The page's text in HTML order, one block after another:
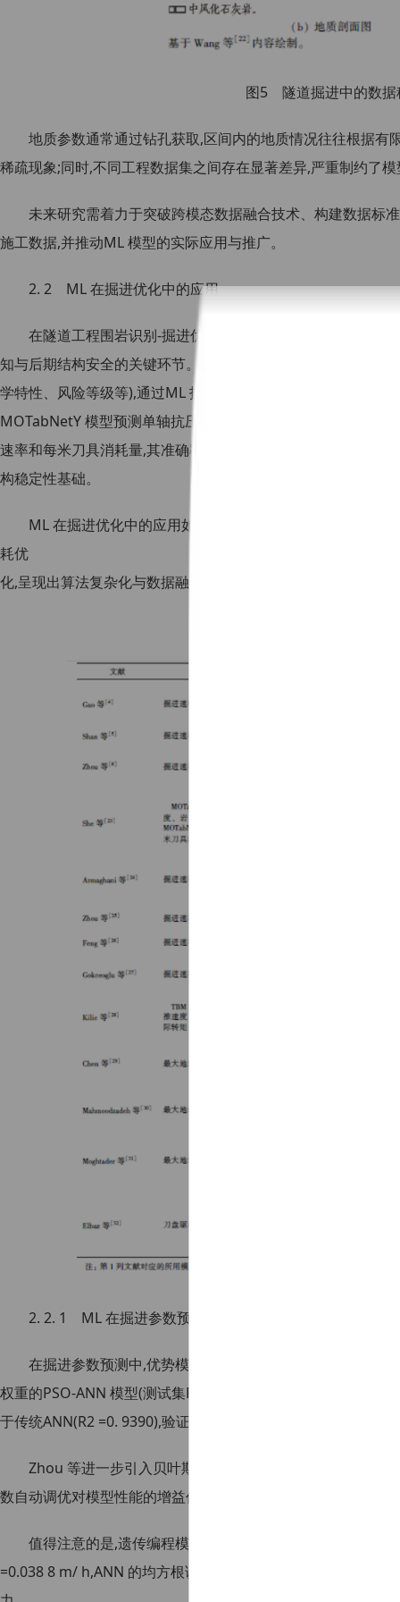
图5 隧道掘进中的数据
地质参数通常通过钻孔获取,区间内的地质情况往往根据有
稀疏现象;同时,不同工程数据集之间存在显著差异,严重制约了
未来研究需着力于突破跨模态数据融合技术、构建数据标
施工数据,并推动ML 模型的实际应用与推广。
2. 2 ML 在掘进优化中的应用
在隧道工程围岩识别-掘进优化-健康监测的全生命周期核
知与后期结构安全的关键环节。其核心目标是基于围岩识别环
学特性、风险等级等),通过ML 技术实现掘进过程的动态调控与
MOTabNetY 模型预测单轴抗压强度和岩石质量指标,将预测结
速率和每米刀具消耗量,其准确率分别达到0. 9524 和0. 9740,
构稳定性基础。
ML 在掘进优化中的应用如表2 所示。由表可知:当前研究
耗优
化,呈现出算法复杂化与数据融合深度化的显著特征。
2. 2. 1 ML 在掘进参数预测中的应用
在掘进参数预测中,优势模型趋向于混合模型和DL 模型。
权重的PSO-ANN 模型(测试集R2 =0. 9610),其均方根误差(0.
于传统ANN(R2 =0. 9390),验证了元启发式算法在参数优化中的
Zhou 等进一步引入贝叶斯优化框架, 使XGBoost 模型的预
数自动调优对模型性能的增益作用。
值得注意的是,遗传编程模型在Zhou 等的研究中表现出更
=0.038 8 m/ h,ANN 的均方根误差=0. 0472 m/ h),揭示了符号